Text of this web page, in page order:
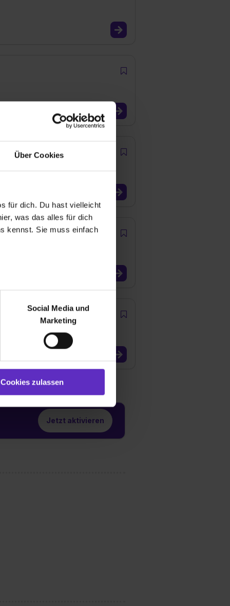
Über Cookies
für dich. Du hast vielleicht
was das alles für dich
kennst. Sie muss einfach
bei Benutzung der
zu analysieren
Medien, Werbung
Marketing“). Unsere
bereitgestellt hast oder die
auch damit
du nur bestimmte
erlauben“. Die
Media und Marketing“
Social Media und
Marketing
Cookies zulassen
Jetzt aktivieren